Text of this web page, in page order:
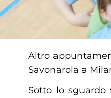
Altro
Savonarola a
Sotto lo sguardo